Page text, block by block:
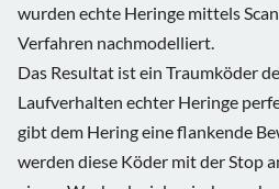
wurden echte Heringe mittels
Verfahren nachmodelliert.
Das Resultat ist ein Traumköder
Laufverhalten echter Heringe
gibt dem Hering eine flankende
werden diese Köder mit der Stop